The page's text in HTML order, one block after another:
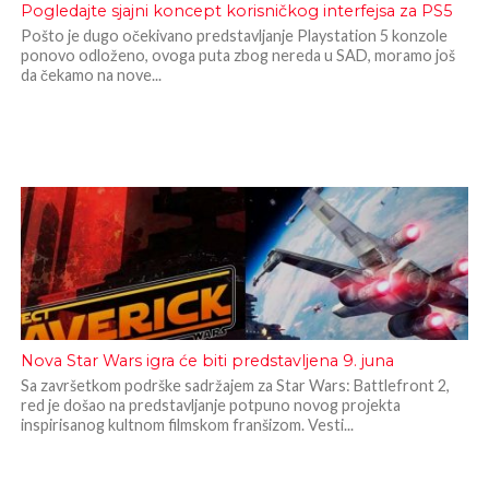
Pogledajte sjajni koncept korisničkog interfejsa za PS5
Pošto je dugo očekivano predstavljanje Playstation 5 konzole
ponovo odloženo, ovoga puta zbog nereda u SAD, moramo još
da čekamo na nove...
Nova Star Wars igra će biti predstavljena 9. juna
Sa završetkom podrške sadržajem za Star Wars: Battlefront 2,
red je došao na predstavljanje potpuno novog projekta
inspirisanog kultnom filmskom franšizom. Vesti...